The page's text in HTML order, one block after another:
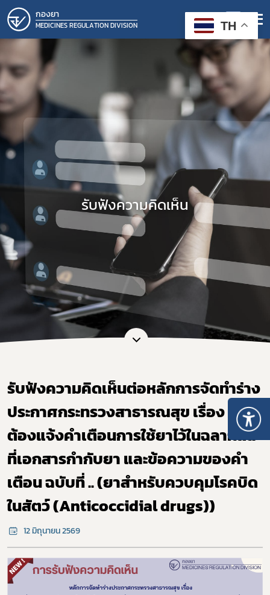
กองยา
MEDICINES REGULATION DIVISION
รับฟังความคิดเห็น
รับฟังความคิดเห็นต่อหลักการจัดทำร่าง
ประกาศกระทรวงสาธารณสุข เรื่อง ยาที่
ต้องแจ้งคำเตือนการใช้ยาไว้ในฉลากและ
ที่เอกสารกำกับยา และข้อความของคำ
เตือน ฉบับที่ .. (ยาสำหรับควบคุมโรคบิด
ในสัตว์ (Anticoccidial drugs))
12 มิถุนายน 2569
TH